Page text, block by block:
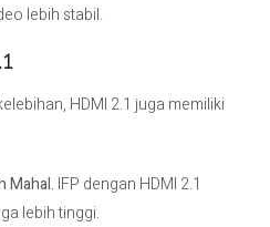
lebih stabil.
HDMI 2.1 juga memiliki
Mahal. IFP dengan HDMI 2.1
lebih tinggi.